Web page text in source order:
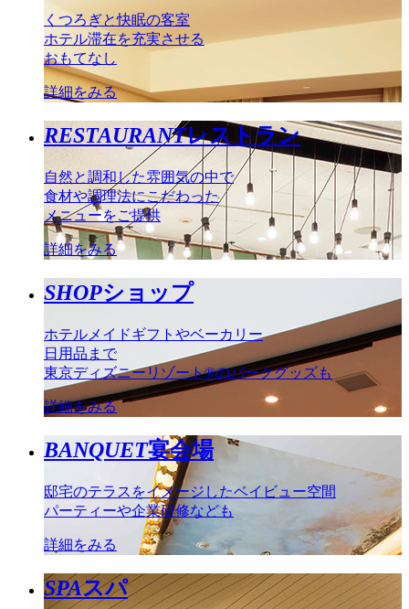
くつろぎと快眠の客室
ホテル滞在を充実させる
おもてなし
詳細をみる
RESTAURANTレストラン
自然と調和した雰囲気の中で
食材や調理法にこだわった
メニューをご提供
詳細をみる
SHOPショップ
ホテルメイドギフトやベーカリー
日用品まで
東京ディズニーリゾート®のパークグッズも
詳細をみる
BANQUET宴会場
邸宅のテラスをイメージしたベイビュー空間
パーティーや企業研修なども
詳細をみる
SPAスパ